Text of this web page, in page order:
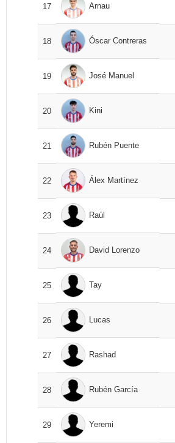
17 Arnau
18 Óscar Contreras
19 José Manuel
20 Kini
21 Rubén Puente
22 Álex Martínez
23 Raúl
24 David Lorenzo
25 Tay
26 Lucas
27 Rashad
28 Rubén García
29 Yeremi